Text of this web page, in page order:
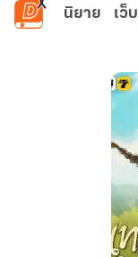
ข้ามไปยังเนื้อหาหลัก
นิยาย เว็